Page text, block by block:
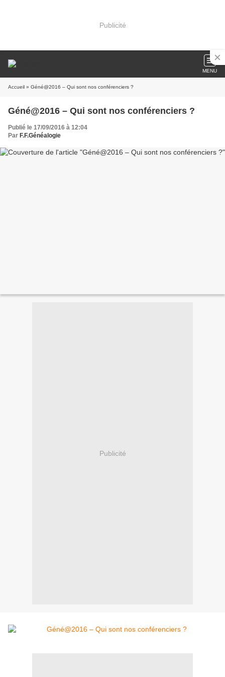
Publicité
MENU
Accueil » Géné@2016 – Qui sont nos conférenciers ?
Géné@2016 – Qui sont nos conférenciers ?
Publié le 17/09/2016 à 12:04
Par F.F.Généalogie
Publicité